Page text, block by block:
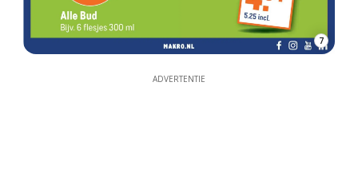
7
ADVERTENTIE